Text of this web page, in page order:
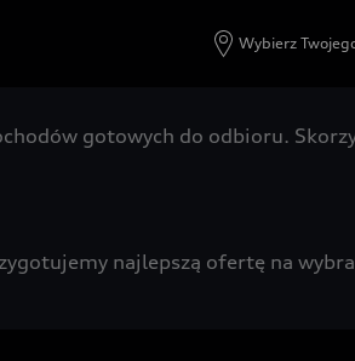
Wybierz
gotowych do odbioru.
najlepszą ofertę na